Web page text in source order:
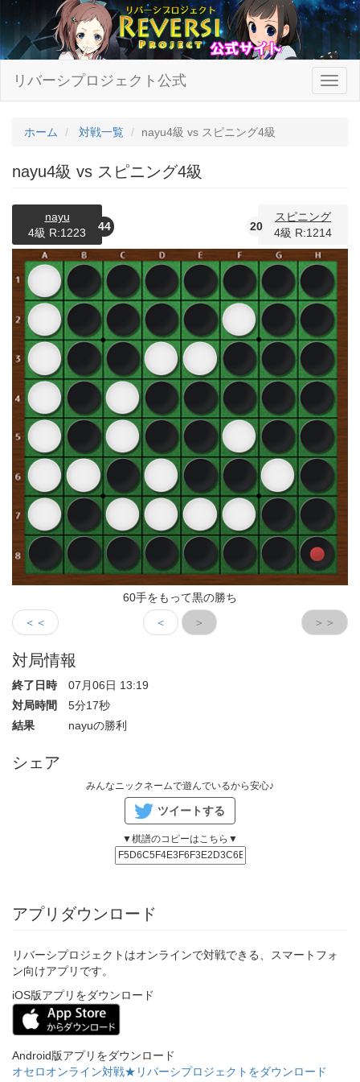
リバーシプロジェクト公式
ホーム 対戦一覧 nayu4級 vs スピニング4級
nayu4級 vs スピニング4級
nayu
4級 R:1223
44
スピニング
4級 R:1214
20
60手をもって黒の勝ち
＜＜
＜ ＞ ＞＞
対局情報
終了日時
07月06日 13:19
対局時間
5分17秒
結果
nayuの勝利
シェア
みんなニックネームで遊んでいるから安心♪
ツイートする
▼棋譜のコピーはこちら▼
アプリダウンロード
リバーシプロジェクトはオンラインで対戦できる、スマートフォ
ン向けアプリです。
iOS版アプリをダウンロード
Android版アプリをダウンロード
オセロオンライン対戦★リバーシプロジェクトをダウンロード